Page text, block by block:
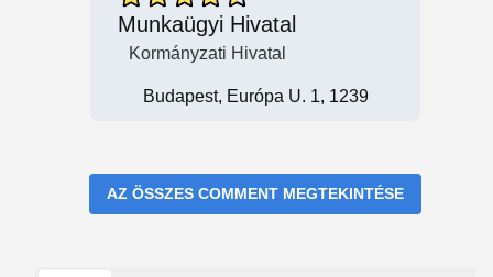
Munkaügyi Hivatal
Kormányzati Hivatal
Budapest, Európa U. 1, 1239
AZ ÖSSZES COMMENT MEGTEKINTÉSE